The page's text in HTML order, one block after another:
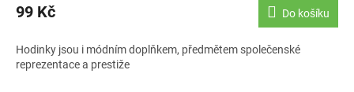
99 Kč Do košíku
Hodinky jsou i módním doplňkem, předmětem společenské
reprezentace a prestiže